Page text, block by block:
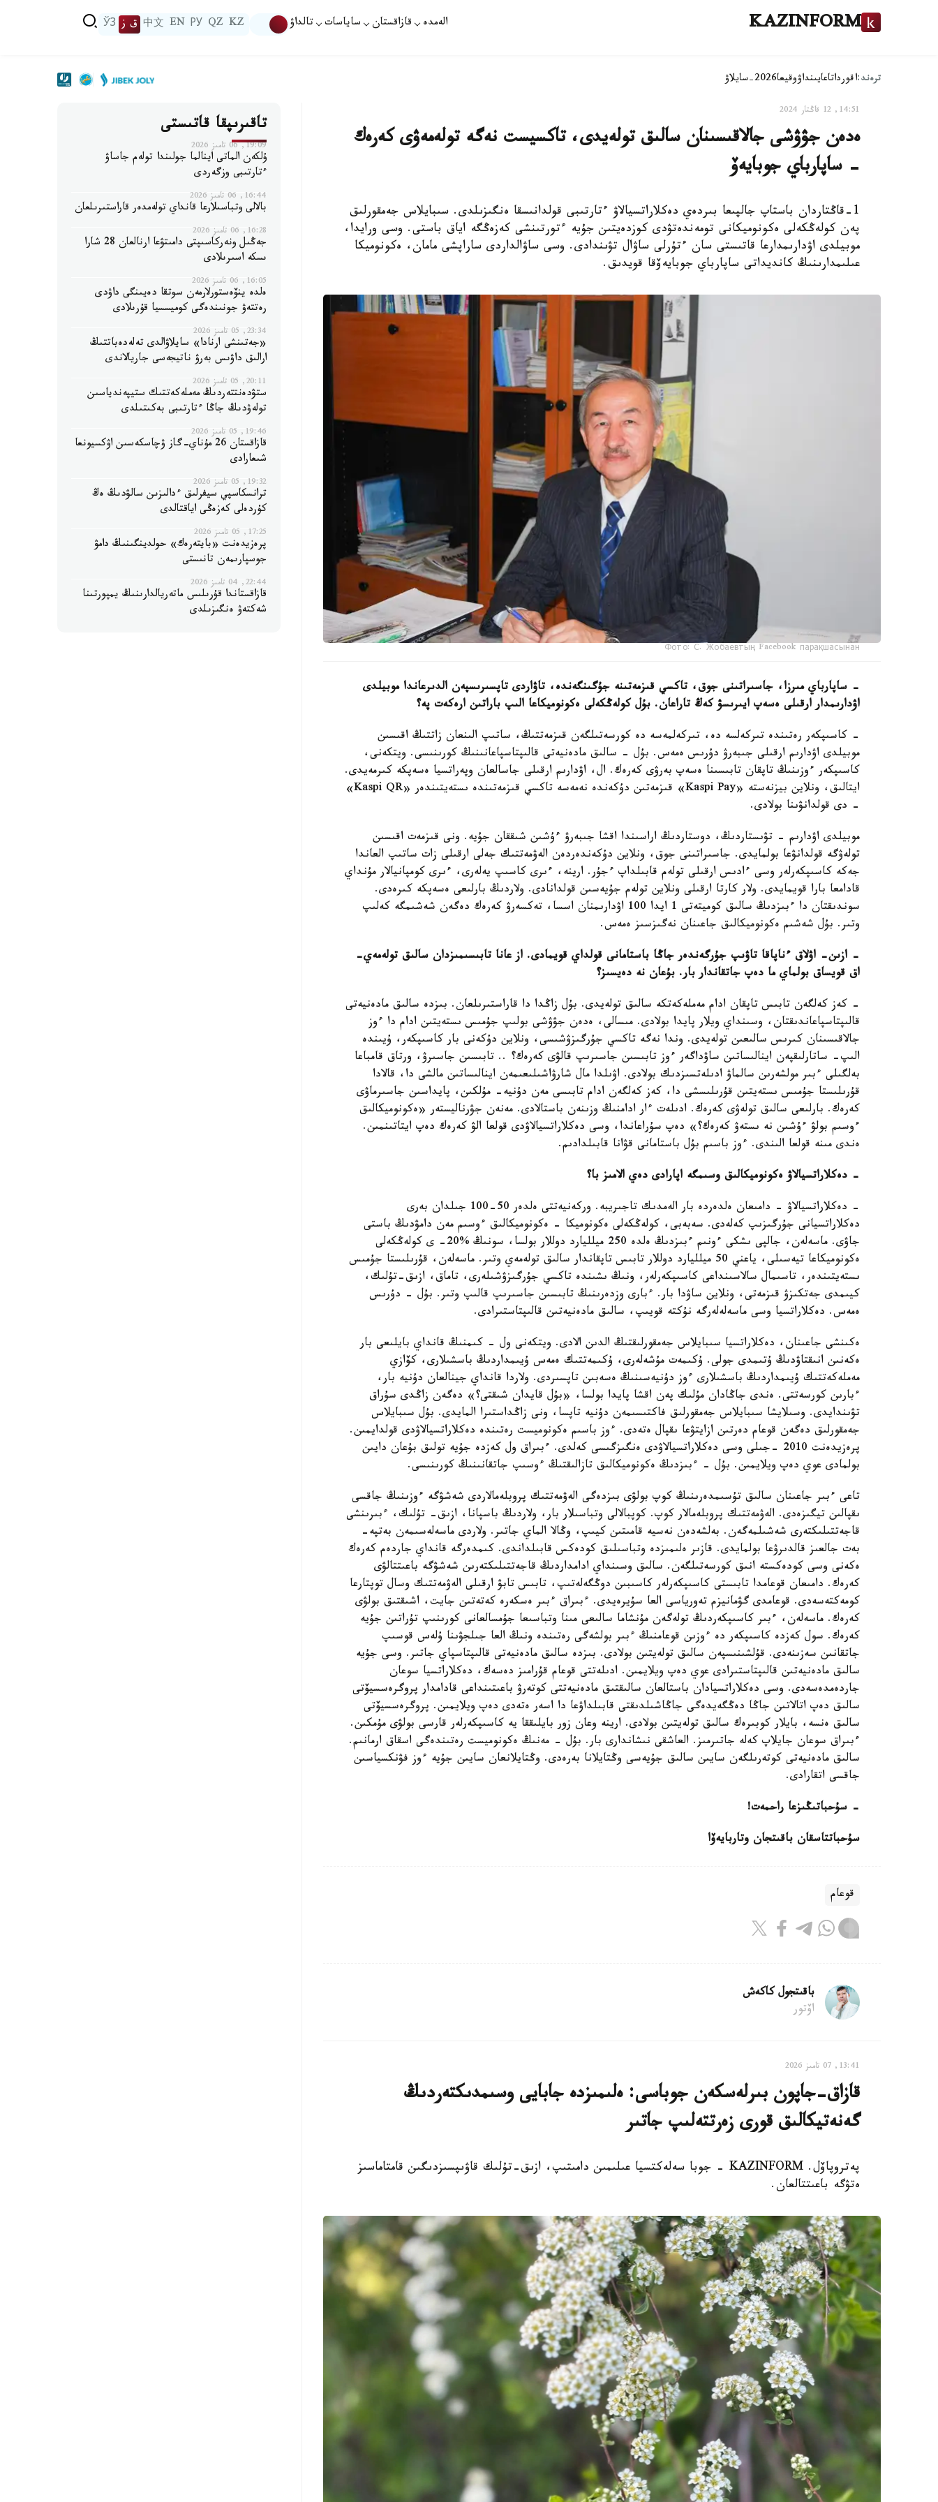
KAZINFORM الەمدە قازاقستان ساياسات تالداۋ KZ
QZ
РУ
EN
中文 ق ز ЎЗ
ترەند:اقورداتاعايىنداۋوقيعا2026-سايلاۋ
14:51, 12 قاڭتار 2024
ەدەن جۋۋشى جالاقىسىنان سالىق تولەيدى، تاكسيست نەگە تولەمەۋى كەرەك
- ساپارباي جوبايەۆ
1-قاڭتاردان باستاپ جالپىعا بىردەي دەكلاراتسيالاۋ ءتارتىبى قولدانىسقا ەنگىزىلدى. سىبايلاس جەمقورلىق
پەن كولەڭكەلى ەكونوميكانى تومەندەتۋدى كوزدەيتىن جۇيە ءتورتىنشى كەزەڭگە اياق باستى. وسى ورايدا،
موبيلدى اۋدارىمدارعا قاتىستى سان ءتۇرلى ساۋال تۋىندادى. وسى ساۋالداردى ساراپشى مامان، ەكونوميكا
عىلىمدارىنىڭ كانديداتى ساپارباي جوبايەۆقا قويدىق.
Фото: С. Жобаевтың Facebook парақшасынан
- ساپارباي مىرزا، جاسىراتىنى جوق، تاكسي قىزمەتىنە جۇگىنگەندە، تاۋاردى تاپسىرىسپەن الدىرعاندا موبيلدى
اۋدارىمدار ارقىلى ەسەپ ايىرىسۋ كەڭ تاراعان. بۇل كولەڭكەلى ەكونوميكاعا الىپ باراتىن ارەكەت پە؟
- كاسىپكەر رەتىندە تىركەلسە دە، تىركەلمەسە دە كورسەتىلگەن قىزمەتتىڭ، ساتىپ الىنعان زاتتىڭ اقىسىن
موبيلدى اۋدارىم ارقىلى جىبەرۋ دۇرىس ەمەس. بۇل - سالىق مادەنيەتى قالىپتاسپاعانىنىڭ كورىنىسى. ويتكەنى،
كاسىپكەر ءوزىنىڭ تاپقان تابىسىنا ەسەپ بەرۋى كەرەك. ال، اۋدارىم ارقىلى جاسالعان وپەراتسيا ەسەپكە كىرمەيدى.
ايتالىق، ونلاين بيزنەستە «Kaspi Pay» قىزمەتىن دۇكەندە نەمەسە تاكسي قىزمەتىندە ىستەيتىندەر «Kaspi QR»
- دى قولدانۋىنا بولادى.
موبيلدى اۋدارىم - تۋىستاردىڭ، دوستاردىڭ اراسىندا اقشا جىبەرۋ ءۇشىن شىققان جۇيە. ونى قىزمەت اقىسىن
تولەۋگە قولدانۋعا بولمايدى. جاسىراتىنى جوق، ونلاين دۇكەندەردەن الەۋمەتتىك جەلى ارقىلى زات ساتىپ العاندا
جەكە كاسىپكەرلەر وسى ءادىس ارقىلى تولەم قابىلداپ ءجۇر. ارينە، ءىرى كاسىپ يەلەرى، ءىرى كومپانيالار مۇنداي
قادامعا بارا قويمايدى. ولار كارتا ارقىلى ونلاين تولەم جۇيەسىن قولدانادى. ولاردىڭ بارلىعى ەسەپكە كىرەدى.
سوندىقتان دا ءبىزدىڭ سالىق كوميتەتى 1 ايدا 100 اۋدارىمنان اسسا، تەكسەرۋ كەرەك دەگەن شەشىمگە كەلىپ
وتىر. بۇل شەشىم ەكونوميكالىق جاعىنان نەگىزسىز ەمەس.
- ازىن- اۋلاق ءناپاقا تاۋىپ جۇرگەندەر جاڭا باستامانى قولداي قويمادى. از عانا تابىسىمىزدان سالىق تولەمەي-
اق قويساق بولماي ما دەپ جاتقاندار بار. بۇعان نە دەيسىز؟
- كەز كەلگەن تابىس تاپقان ادام مەملەكەتكە سالىق تولەيدى. بۇل زاڭدا دا قاراستىرىلعان. بىزدە سالىق مادەنيەتى
قالىپتاسپاعاندىقتان، وسىنداي ويلار پايدا بولادى. مىسالى، ەدەن جۋۋشى بولىپ جۇمىس ىستەيتىن ادام دا ءوز
جالاقىسىنان كىرىس سالىعىن تولەيدى. وندا نەگە تاكسي جۇرگىزۋشىسى، ونلاين دۇكەنى بار كاسىپكەر، ۇيىندە
الىپ- ساتارلىقپەن اينالىساتىن ساۋداگەر ءوز تابىسىن جاسىرىپ قالۋى كەرەك؟ .. تابىسىن جاسىرۋ، ورتاق قامباعا
بەلگىلى ءبىر مولشەرىن سالماۋ ادىلەتسىزدىك بولادى. اۋىلدا مال شارۋاشىلىعىمەن اينالىساتىن مالشى دا، قالادا
قۇرىلىستا جۇمىس ىستەيتىن قۇرىلىسشى دا، كەز كەلگەن ادام تابىسى مەن دۇنيە- مۇلكىن، پايداسىن جاسىرماۋى
كەرەك. بارلىعى سالىق تولەۋى كەرەك. ادىلەت ءار ادامنىڭ وزىنەن باستالادى. مەنەن جۋرناليستەر «ەكونوميكالىق
ءوسىم بولۋ ءۇشىن نە ىستەۋ كەرەك؟» دەپ سۇراعاندا، وسى دەكلاراتسيالاۋدى قولعا الۋ كەرەك دەپ ايتاتىنمىن.
ەندى مىنە قولعا الىندى. ءوز باسىم بۇل باستامانى قۋانا قابىلدادىم.
- دەكلاراتسيالاۋ ەكونوميكالىق وسىمگە اپارادى دەي الامىز با؟
- دەكلاراتسيالاۋ - دامىعان ەلدەردە بار الەمدىك تاجىريبە. وركەنيەتتى ەلدەر 50-100 جىلدان بەرى
دەكلاراتسيانى جۇرگىزىپ كەلەدى. سەبەبى، كولەڭكەلى ەكونوميكا - ەكونوميكالىق ءوسىم مەن دامۋدىڭ باستى
جاۋى. ماسەلەن، جالپى ىشكى ءونىم ءبىزدىڭ ەلدە 250 ميلليارد دوللار بولسا، سونىڭ %20- ى كولەڭكەلى
ەكونوميكاعا تيەسىلى، ياعني 50 ميلليارد دوللار تابىس تاپقاندار سالىق تولەمەي وتىر. ماسەلەن، قۇرىلىستا جۇمىس
ىستەيتىندەر، تاسىمال سالاسىنداعى كاسىپكەرلەر، ونىڭ ىشىندە تاكسي جۇرگىزۋشىلەرى، تاماق، ازىق-تۇلىك،
كيىمدى جەتكىزۋ قىزمەتى، ونلاين ساۋدا بار. ءبارى وزدەرىنىڭ تابىسىن جاسىرىپ قالىپ وتىر. بۇل - دۇرىس
ەمەس. دەكلاراتسيا وسى ماسەلەلەرگە نۇكتە قويىپ، سالىق مادەنيەتىن قالىپتاستىرادى.
ەكىنشى جاعىنان، دەكلاراتسيا سىبايلاس جەمقورلىقتىڭ الدىن الادى. ويتكەنى ول - كىمنىڭ قانداي بايلىعى بار
ەكەنىن انىقتاۋدىڭ ۇتىمدى جولى. ۇكىمەت مۇشەلەرى، ۇكىمەتتىك ەمەس ۇيىمداردىڭ باسشىلارى، كۆازي
مەملەكەتتىك ۇيىمداردىڭ باسشىلارى ءوز دۇنيەسىنىڭ ەسەبىن تاپسىردى. ولاردا قانداي جينالعان دۇنيە بار،
ءبارىن كورسەتتى. ەندى جاڭادان مۇلىك پەن اقشا پايدا بولسا، «بۇل قايدان شىقتى؟» دەگەن زاڭدى سۇراق
تۋىندايدى. وسىلايشا سىبايلاس جەمقورلىق فاكتىسىمەن دۇنيە تاپسا، ونى زاڭداستىرا المايدى. بۇل سىبايلاس
جەمقورلىق دەگەن قوعام دەرتىن ازايتۋعا ىقپال ەتەدى. ءوز باسىم ەكونوميست رەتىندە دەكلاراتسيالاۋدى قولدايمىن.
پرەزيدەنت 2010 -جىلى وسى دەكلاراتسيالاۋدى ەنگىزگىسى كەلدى. ءبىراق ول كەزدە جۇيە تولىق بۇعان دايىن
بولمادى عوي دەپ ويلايمىن. بۇل - ءبىزدىڭ ەكونوميكالىق تازالىقتىڭ ءوسىپ جاتقانىنىڭ كورىنىسى.
تاعى ءبىر جاعىنان سالىق تۇسىمدەرىنىڭ كوپ بولۋى بىزدەگى الەۋمەتتىك پروبلەمالاردى شەشۋگە ءوزىنىڭ جاقسى
ىقپالىن تيگىزەدى. الەۋمەتتىك پروبلەمالار كوپ. كوپبالالى وتباسىلار بار، ولاردىڭ باسپانا، ازىق- تۇلىك، ءبىرىنشى
قاجەتتىلىكتەرى شەشىلمەگەن. بەلشەدەن نەسيە قامىتىن كيىپ، وڭالا الماي جاتىر. ولاردى ماسەلەسىمەن بەتپە-
بەت جالعىز قالدىرۋعا بولمايدى. قازىر ەلىمىزدە وتباسىلىق كودەكس قابىلداندى. كىمدەرگە قانداي جاردەم كەرەك
ەكەنى وسى كودەكستە انىق كورسەتىلگەن. سالىق وسىنداي ادامداردىڭ قاجەتتىلىكتەرىن شەشۋگە باعىتتالۋى
كەرەك. دامىعان قوعامدا تابىستى كاسىپكەرلەر كاسىبىن دوڭگەلەتىپ، تابىس تابۋ ارقىلى الەۋمەتتىك وسال توپتارعا
كومەكتەسەدى. قوعامدى گۋمانيزم تەورياسى العا سۇيرەيدى. ءبىراق ءبىر ەسكەرە كەتەتىن جايت، اشىقتىق بولۋى
كەرەك. ماسەلەن، ءبىر كاسىپكەردىڭ تولەگەن مۇنشاما سالىعى مىنا وتباسىعا جۇمسالعانى كورىنىپ تۇراتىن جۇيە
كەرەك. سول كەزدە كاسىپكەر دە ءوزىن قوعامنىڭ ءبىر بولشەگى رەتىندە ونىڭ العا جىلجۋىنا ۇلەس قوسىپ
جاتقانىن سەزىنەدى. قۇلشىنىسپەن سالىق تولەيتىن بولادى. بىزدە سالىق مادەنيەتى قالىپتاسپاي جاتىر. وسى جۇيە
سالىق مادەنيەتىن قالىپتاستىرادى عوي دەپ ويلايمىن. ادىلەتتى قوعام قۇرامىز دەسەك، دەكلاراتسيا سوعان
جاردەمدەسەدى. وسى دەكلاراتسيادان باستالعان سالىقتىق مادەنيەتتى كوتەرۋ باعىتىنداعى قادامدار پروگرەسسيۆتى
سالىق دەپ اتالاتىن جاڭا دەڭگەيدەگى جاڭاشىلدىقتى قابىلداۋعا دا اسەر ەتەدى دەپ ويلايمىن. پروگرەسسيۆتى
سالىق ەنسە، بايلار كوبىرەك سالىق تولەيتىن بولادى. ارينە وعان زور بايلىققا يە كاسىپكەرلەر قارسى بولۋى مۇمكىن.
ءبىراق سوعان جايلاپ كەلە جاتىرمىز. العاشقى نىشاندارى بار. بۇل - مەنىڭ ەكونوميست رەتىندەگى اسقاق ارمانىم.
سالىق مادەنيەتى كوتەرىلگەن سايىن سالىق جۇيەسى وڭتايلانا بەرەدى. وڭتايلانعان سايىن جۇيە ءوز فۋنكسياسىن
جاقسى اتقارادى.
- سۇحباتىڭىزعا راحمەت!
سۇحباتتاسقان باقىتجان وتاربايەۆا
قوعام
باقىتجول كاكەش
اۆتور
13:41, 07 تامىز 2026
قازاق-جاپون بىرلەسكەن جوباسى: ەلىمىزدە جابايى وسىمدىكتەردىڭ
گەنەتيكالىق قورى زەرتتەلىپ جاتىر
پەتروپاۆل. KAZINFORM - جوبا سەلەكتسيا عىلىمىن دامىتىپ، ازىق-تۇلىك قاۋىپسىزدىگىن قامتاماسىز
ەتۋگە باعىتتالعان.
تاقىرىپقا قاتىستى
19:09, 06 تامىز 2026
ۇلكەن الماتى اينالما جولىندا تولەم جاساۋ
ءتارتىبى وزگەردى
16:44, 06 تامىز 2026
بالالى وتباسىلارعا قانداي تولەمدەر قاراستىرىلعان
16:28, 06 تامىز 2026
جەڭىل ونەركاسىپتى دامىتۋعا ارنالعان 28 شارا
ىسكە اسىرىلادى
16:05, 06 تامىز 2026
ەلدە ينۆەستورلارمەن سوتقا دەيىنگى داۋدى
رەتتەۋ جونىندەگى كوميسسيا قۇرىلادى
23:34, 05 تامىز 2026
«جەتىنشى ارنادا» سايلاۋالدى تەلەدەباتتىڭ
ارالىق داۋىس بەرۋ ناتيجەسى جاريالاندى
20:11, 05 تامىز 2026
ستۋدەنتتەردىڭ مەملەكەتتىك ستيپەندياسىن
تولەۋدىڭ جاڭا ءتارتىبى بەكىتىلدى
19:46, 05 تامىز 2026
قازاقستان 26 مۇناي-گاز ۋچاسكەسىن اۋكسيونعا
شىعارادى
19:32, 05 تامىز 2026
ترانسكاسپي سيفرلىق ءدالىزىن سالۋدىڭ ەڭ
كۇردەلى كەزەڭى اياقتالدى
17:25, 05 تامىز 2026
پرەزيدەنت «بايتەرەك» حولدينگىنىڭ دامۋ
جوسپارىمەن تانىستى
22:44, 04 تامىز 2026
قازاقستاندا قۇرىلىس ماتەريالدارىنىڭ يمپورتىنا
شەكتەۋ ەنگىزىلدى